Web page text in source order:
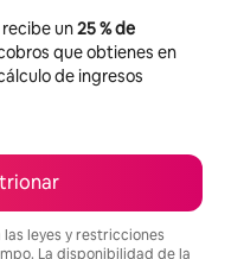
un25 % de
que obtienes en
de ingresos
leyes y restricciones
La disponibilidad de la